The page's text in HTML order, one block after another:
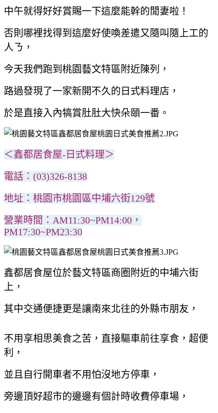
中午就得好好賞賜一下這麼能幹的閒妻啦！
否則哪裡找得到這麼好使喚差遣又隨叫隨上工的
人ㄋ，
今天我們跑到桃園藝文特區附近陳列，
路過發現了一家新開不久的日式料理店，
於是直接入內犒賞肚肚大快朵頤一番。
＜鑫都居食屋-日式料理＞
電話：(03)326-8138
地址：桃園市桃園區中埔六街129號
營業時間：AM11:30~PM14:00，
PM17:30~PM23:30
鑫都居食屋位於藝文特區商圈附近的中埔六街
上，
其中交通便捷更是讓南來北往的外縣市朋友，
不用享相思美食之苦，直接驅車前往享食，超便
利，
並且自行開車者不用怕沒地方停車，
旁邊頂好超市的邊邊有個計時收費停車場，